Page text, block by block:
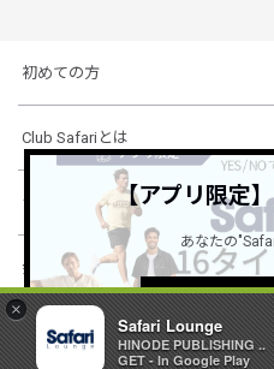
×
Safari Lounge
HINODE PUBLISHING ..
GET - In Google Play
初めての方
Club Safariとは
ショッピングガイド
会社概要・規約
© 1996-2026 HINODE
【アプリ限定
あなたの
詳しくは